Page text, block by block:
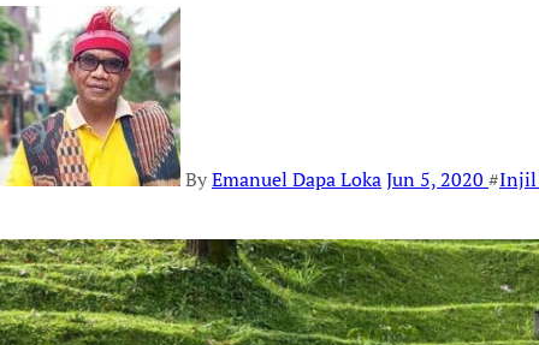
ByEmanuel Dapa LokaJun 5, 2020 #Injil